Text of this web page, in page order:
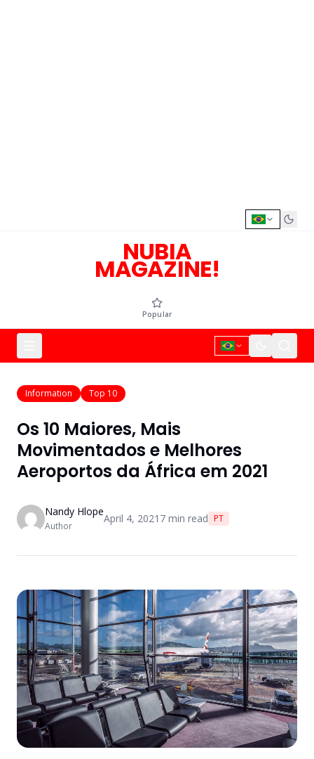
NUBIA
MAGAZINE!
Popular
Information Top 10
Os 10 Maiores, Mais
Movimentados e Melhores
Aeroportos da África em 2021
Nandy Hlope
Author
April 4, 2021 7 min read PT